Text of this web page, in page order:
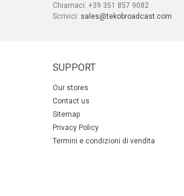
Chiamaci: +39 351 857 9082
Scrivici: sales@tekobroadcast.com
SUPPORT
Our stores
Contact us
Sitemap
Privacy Policy
Termini e condizioni di vendita